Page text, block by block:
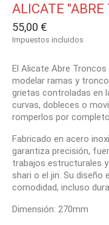
ALICATE
55,00 €
Impuestos incluidos
El Alicate Abre
modelar ramas y
grietas controladas en
curvas, dobleces o
romperlos por
Fabricado en acero
garantiza precisión,
trabajos estructurales
shari o el jin. Su
comodidad, incluso
Dimensión: 270mm